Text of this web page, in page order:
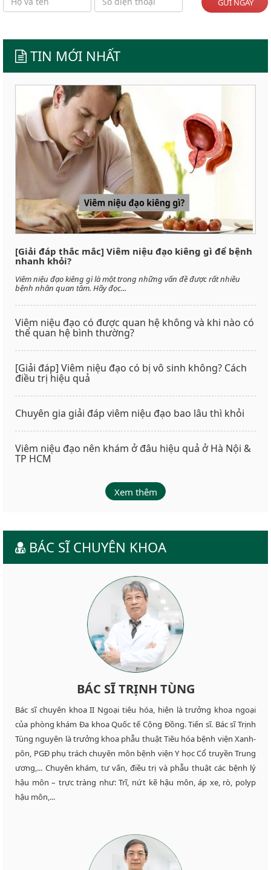
GỬI NGAY
TIN MỚI NHẤT
[Giải đáp thắc mắc] Viêm niệu đạo kiêng gì để bệnh
nhanh khỏi?
Viêm niệu đạo kiêng gì là một trong những vấn đề được rất nhiều
bệnh nhân quan tâm. Hãy đọc...
Viêm niệu đạo có được quan hệ không và khi nào có
thể quan hệ bình thường?
[Giải đáp] Viêm niệu đạo có bị vô sinh không? Cách
điều trị hiệu quả
Chuyên gia giải đáp viêm niệu đạo bao lâu thì khỏi
Viêm niệu đạo nên khám ở đâu hiệu quả ở Hà Nội &
TP HCM
Xem thêm
BÁC SĨ CHUYÊN KHOA
BÁC SĨ TRỊNH TÙNG
Bác sĩ chuyên khoa II Ngoại tiêu hóa, hiện là trưởng khoa ngoại
của phòng khám Đa khoa Quốc tế Cộng Đồng. Tiến sĩ. Bác sĩ Trịnh
Tùng nguyên là trưởng khoa phẫu thuật Tiêu hóa bệnh viện Xanh-
pôn, PGĐ phụ trách chuyên môn bệnh viện Y học Cổ truyền Trung
ương,... Chuyên khám, tư vấn, điều trị và phẫu thuật các bệnh lý
hậu môn – trực tràng như: Trĩ, nứt kẽ hậu môn, áp xe, rò, polyp
hậu môn,...